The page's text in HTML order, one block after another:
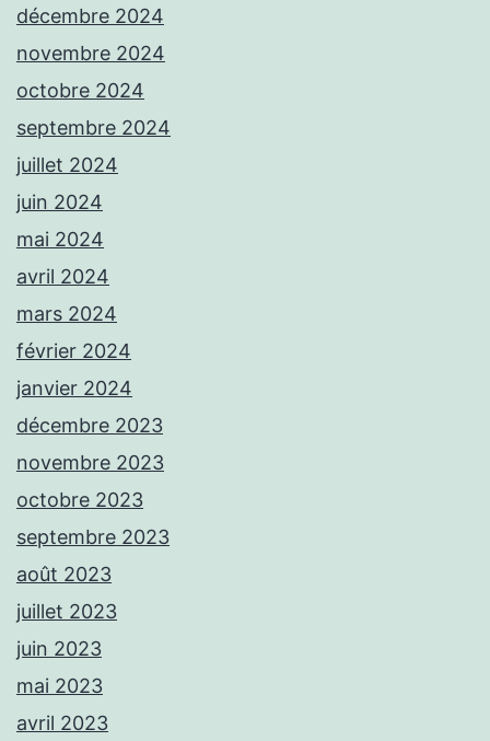
décembre 2024
novembre 2024
octobre 2024
septembre 2024
juillet 2024
juin 2024
mai 2024
avril 2024
mars 2024
février 2024
janvier 2024
décembre 2023
novembre 2023
octobre 2023
septembre 2023
août 2023
juillet 2023
juin 2023
mai 2023
avril 2023